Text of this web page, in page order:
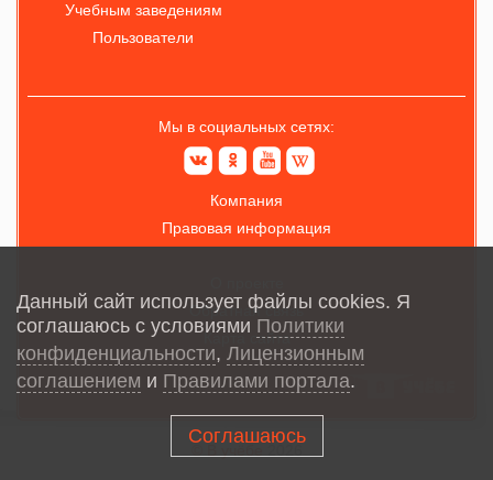
Учебным заведениям
Пользователи
Мы в социальных сетях:
Компания
Правовая информация
Обратная связь
Карта сайта
Данный сайт использует файлы cookies. Я
соглашаюсь с условиями Политики
конфиденциальности, Лицензионным
соглашением и Правилами портала.
Соглашаюсь